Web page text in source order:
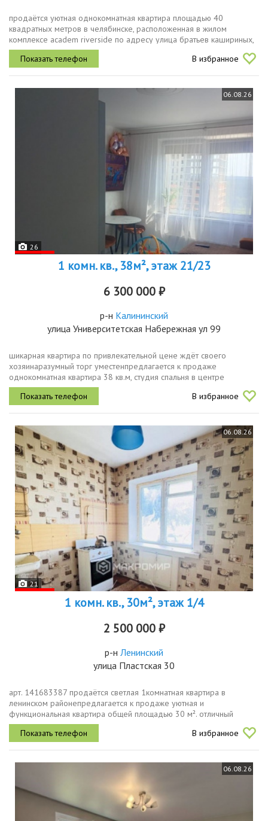
продаётся уютная однокомнатная квартира площадью 40
квадратных метров в челябинске, расположенная в жилом
комплексе academ riverside по адресу улица братьев кашириных,
131а. квартира расположена на втором этаже
девятнадцатиэтажного дома, что...
В избранное
06.08.26
26
1 комн. кв., 38м², этаж 21/23
6 300 000 ₽
р-н Калининский
улица Университетская Набережная ул 99
шикарная квартира по привлекательной цене ждёт своего
хозяинаразумный торг уместенпредлагается к продаже
однокомнатная квартира 38 кв.м, студия спальня в центре
северозападного района г. челябинска, в современном жк академ
riverside. квартира...
В избранное
06.08.26
21
1 комн. кв., 30м², этаж 1/4
2 500 000 ₽
р-н Ленинский
улица Пластская 30
арт. 141683387 продаётся светлая 1комнатная квартира в
ленинском районепредлагается к продаже уютная и
функциональная квартира общей площадью 30 м². отличный
вариант как для жизни, так и для сдачи в аренду.о квартире общая
площадь 30 м². комната...
В избранное
06.08.26